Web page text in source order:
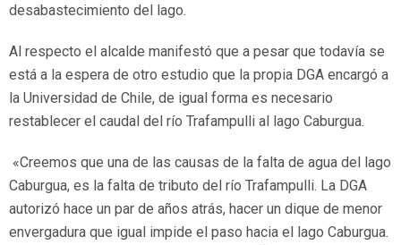
desabastecimiento del lago.
Al respecto el alcalde manifestó que a pesar que todavía se
está a la espera de otro estudio que la propia DGA encargó a
la Universidad de Chile, de igual forma es necesario
restablecer el caudal del río Trafampulli al lago Caburgua.
«Creemos que una de las causas de la falta de agua del lago
Caburgua, es la falta de tributo del río Trafampulli. La DGA
autorizó hace un par de años atrás, hacer un dique de menor
envergadura que igual impide el paso hacia el lago Caburgua.